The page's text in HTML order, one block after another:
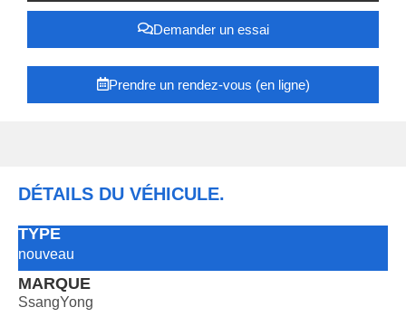
Demander un essai
Prendre un rendez-vous (en ligne)
DÉTAILS DU VÉHICULE.
TYPE
nouveau
MARQUE
SsangYong